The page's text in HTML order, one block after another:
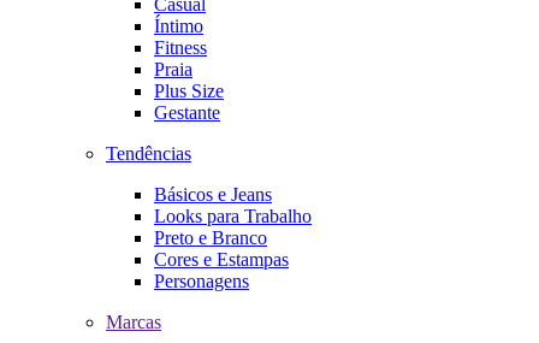
Íntimo
Fitness
Praia
Plus Size
Gestante
Tendências
Básicos e Jeans
Looks para Trabalho
Preto e Branco
Cores e Estampas
Personagens
Marcas